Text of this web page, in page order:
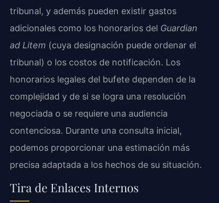
tribunal, y además pueden existir gastos
adicionales como los honorarios del Guardian
ad Litem (cuya designación puede ordenar el
tribunal) o los costos de notificación. Los
honorarios legales del bufete dependen de la
complejidad y de si se logra una resolución
negociada o se requiere una audiencia
contenciosa. Durante una consulta inicial,
podemos proporcionar una estimación más
precisa adaptada a los hechos de su situación.
Tira de Enlaces Internos